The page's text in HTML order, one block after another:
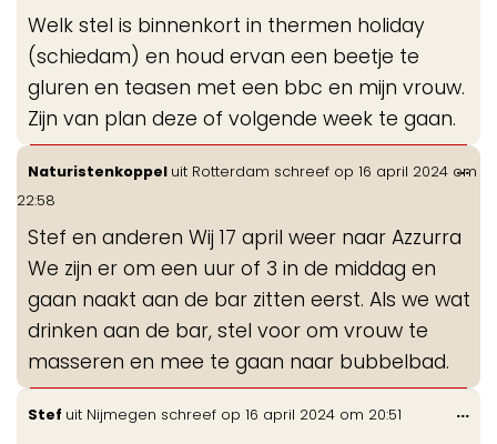
Welk stel is binnenkort in thermen holiday
(schiedam) en houd ervan een beetje te
gluren en teasen met een bbc en mijn vrouw.
Zijn van plan deze of volgende week te gaan.
Naturistenkoppel uit Rotterdam schreef op 16 april 2024 om
22:58
Stef en anderen Wij 17 april weer naar Azzurra
We zijn er om een uur of 3 in de middag en
gaan naakt aan de bar zitten eerst. Als we wat
drinken aan de bar, stel voor om vrouw te
masseren en mee te gaan naar bubbelbad.
...
Stef uit Nijmegen schreef op 16 april 2024 om 20:51 ...